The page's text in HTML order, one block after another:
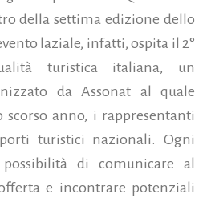
della settima edizione dello
laziale, infatti, ospita il 2°
turistica italiana, un
da Assonat al quale
scorso anno, i rappresentanti
turistici nazionali. Ogni
di comunicare al
e incontrare potenziali